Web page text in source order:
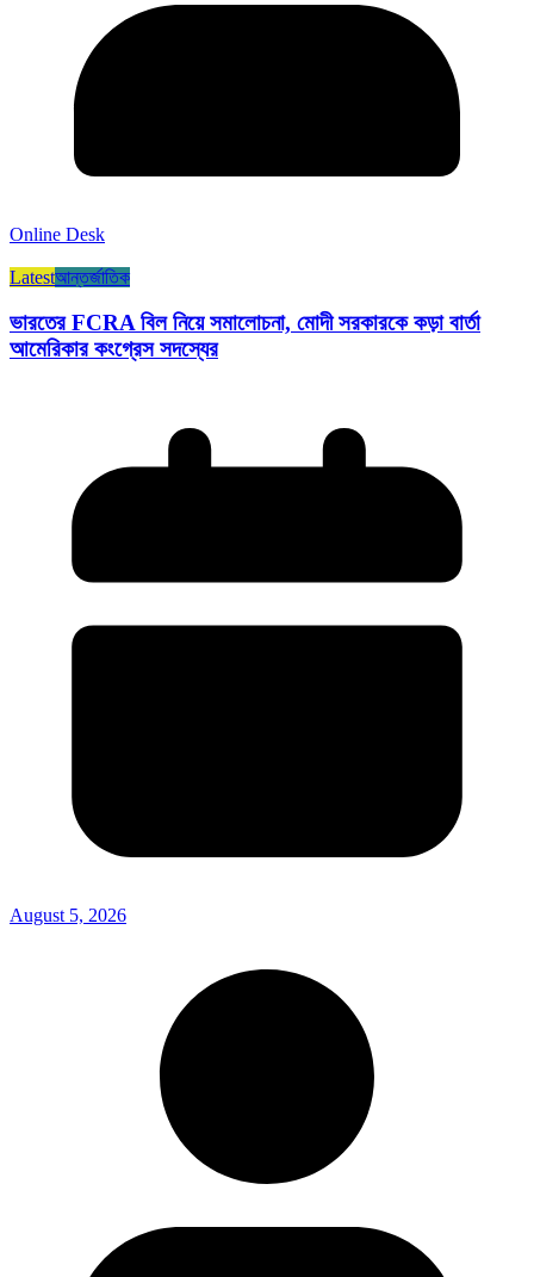
Online Desk
Latestআন্তর্জাতিক
ভারতের FCRA বিল নিয়ে সমালোচনা, মোদী সরকারকে কড়া বার্তা
আমেরিকার কংগ্রেস সদস্যের
August 5, 2026